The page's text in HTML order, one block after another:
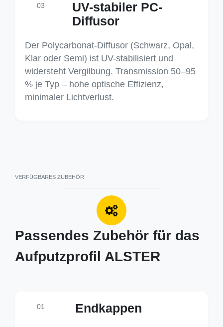
03
UV-stabiler PC-
Diffusor
Der Polycarbonat-Diffusor (Schwarz, Opal,
Klar oder Semi) ist UV-stabilisiert und
widersteht Vergilbung. Transmission 50–95
% je Typ – hohe optische Effizienz,
minimaler Lichtverlust.
VERFÜGBARES ZUBEHÖR
Passendes Zubehör für das
Aufputzprofil ALSTER
01 Endkappen